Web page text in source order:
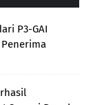
P3-GAI